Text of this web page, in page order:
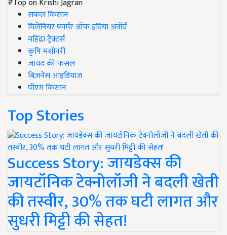
#Top on Krishi Jagran
सफल किसान
मिलेनियर फार्मर ऑफ इंडिया अवॉर्ड
महिंद्रा ट्रैक्टर्स
कृषि मशीनरी
जायद की फसल
बिज़नेस आइडियाज
पीएम किसान
Top Stories
Success Story: जायडेक्स की
जायटॉनिक टेक्नोलॉजी ने बदली खेती
की तस्वीर, 30% तक घटी लागत और
सुधरी मिट्टी की सेहत!